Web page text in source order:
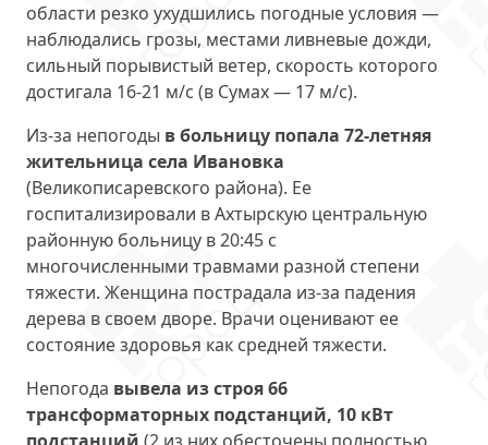
области резко ухудшились погодные условия —
наблюдались грозы, местами ливневые дожди,
сильный порывистый ветер, скорость которого
достигала 16-21 м/с (в Сумах — 17 м/с).
Из-за непогоды в больницу попала 72-летняя
жительница села Ивановка
(Великописаревского района). Ее
госпитализировали в Ахтырскую центральную
районную больницу в 20:45 с
многочисленными травмами разной степени
тяжести. Женщина пострадала из-за падения
дерева в своем дворе. Врачи оценивают ее
состояние здоровья как средней тяжести.
Непогода вывела из строя 66
трансформаторных подстанций, 10 кВт